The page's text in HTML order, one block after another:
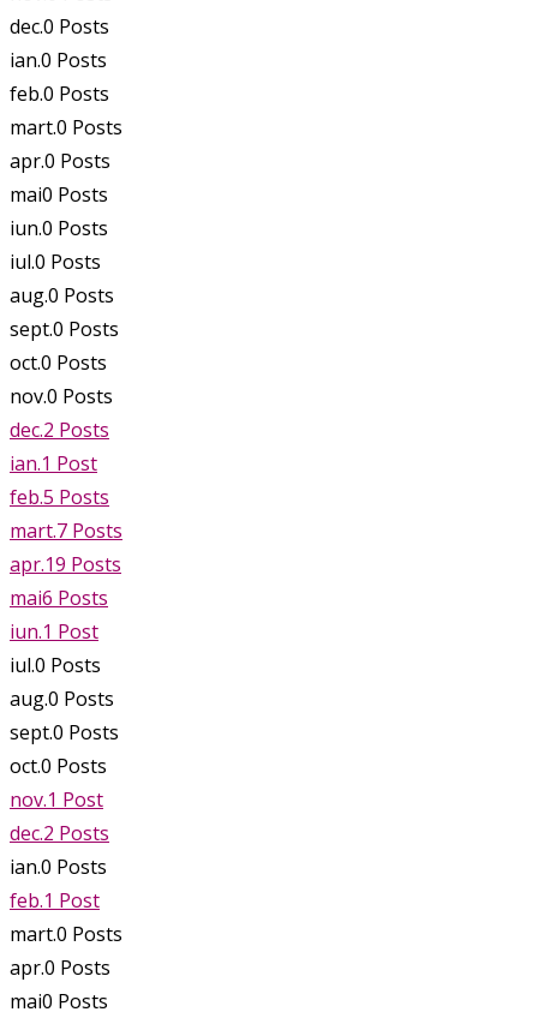
dec.0 Posts
ian.0 Posts
feb.0 Posts
mart.0 Posts
apr.0 Posts
mai0 Posts
iun.0 Posts
iul.0 Posts
aug.0 Posts
sept.0 Posts
oct.0 Posts
nov.0 Posts
dec.2 Posts
ian.1 Post
feb.5 Posts
mart.7 Posts
apr.19 Posts
mai6 Posts
iun.1 Post
iul.0 Posts
aug.0 Posts
sept.0 Posts
oct.0 Posts
nov.1 Post
dec.2 Posts
ian.0 Posts
feb.1 Post
mart.0 Posts
apr.0 Posts
mai0 Posts